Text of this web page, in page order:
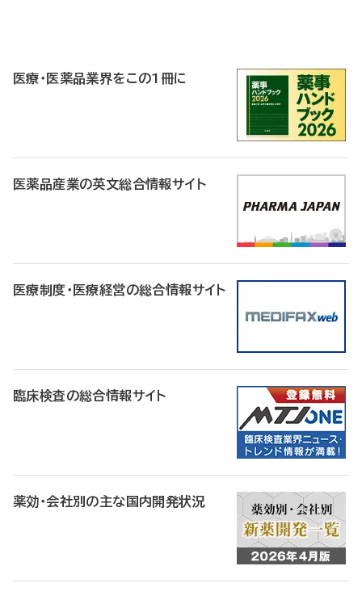
医療・医薬品業界をこの1冊に
医薬品産業の英文総合情報サイト
医療制度・医療経営の総合情報サイト
臨床検査の総合情報サイト
薬効・会社別の主な国内開発状況